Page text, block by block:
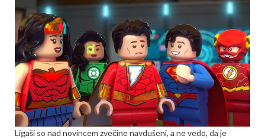
Ligaši so nad novincem zvečine navdušeni, a ne vedo, da je